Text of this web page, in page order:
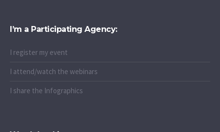
I’m a Participating Agency:
I register my event
I attend/watch the webinars
I share the Infographics